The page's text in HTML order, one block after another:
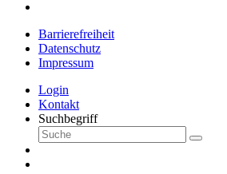
Barrierefreiheit
Datenschutz
Impressum
Login
Kontakt
Suchbegriff